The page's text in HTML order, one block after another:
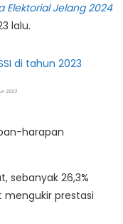
Elektorial Jelang 2024
lalu.
2023
harapan
sebanyak 26,3%
mengukir prestasi